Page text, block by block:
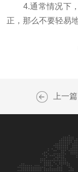
4.通常情况下，
正，那么不要轻易
上一篇